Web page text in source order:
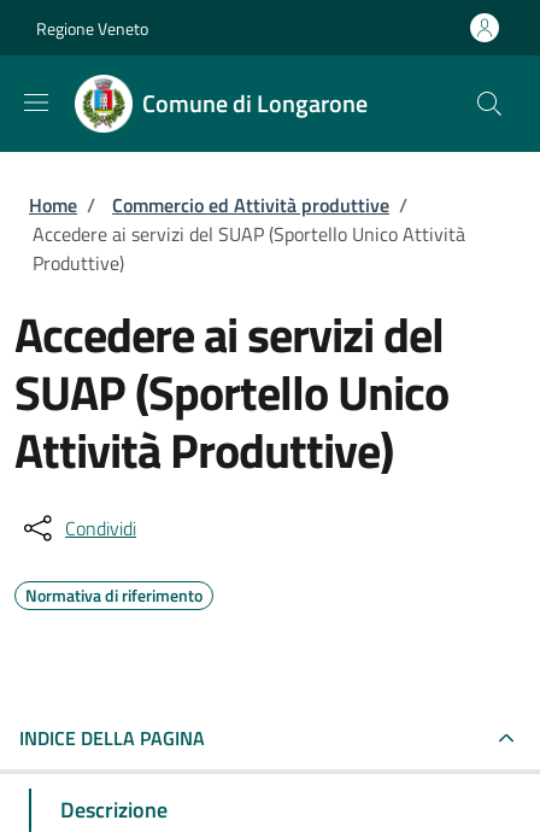
Regione Veneto
Comune di Longarone
Briciole di pane
Home / Commercio ed Attività produttive /
Accedere ai servizi del SUAP (Sportello Unico Attività
Produttive)
Accedere ai servizi del
SUAP (Sportello Unico
Attività Produttive)
Condividi
Normativa di riferimento
INDICE DELLA PAGINA
Descrizione